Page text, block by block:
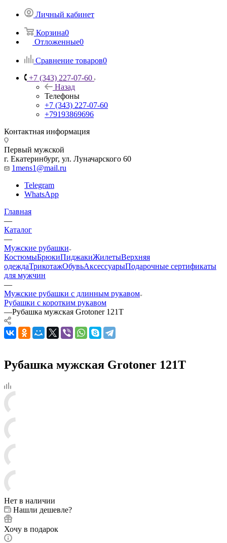
Личный кабинет
Корзина0
Отложенные0
Сравнение товаров0
+7 (343) 227-07-60
Назад
Телефоны
+7 (343) 227-07-60
+79193869696
Контактная информация
Первый мужской
г. Екатеринбург, ул. Луначарского 60
1mens1@mail.ru
Telegram
WhatsApp
Главная
—
Каталог
—
Мужские рубашки
КостюмыБрюкиПиджакиЖилетыВерхняя
одеждаТрикотажОбувьАксессуарыПодарочные сертификаты
для мужчин
—
Мужские рубашки с длинным рукавом
Рубашки с коротким рукавом
—Рубашка мужская Grotoner 121T
Рубашка мужская Grotoner 121T
Нет в наличии
Нашли дешевле?
Хочу в подарок